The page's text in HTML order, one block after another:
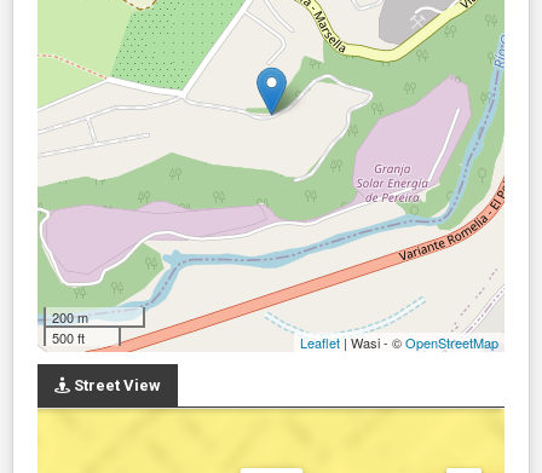
200 m
500 ft
Leaflet | Wasi - ©OpenStreetMap
Street View